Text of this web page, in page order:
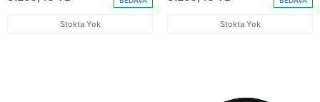
Stokta Yok Stokta Yok